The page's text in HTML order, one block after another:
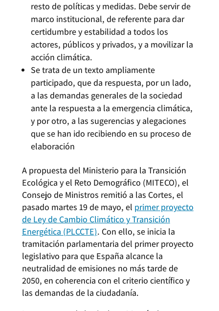
resto de políticas y medidas. Debe servir de
marco institucional, de referente para dar
certidumbre y estabilidad a todos los
actores, públicos y privados, y a movilizar la
acción climática.
Se trata de un texto ampliamente
participado, que da respuesta, por un lado,
a las demandas generales de la sociedad
ante la respuesta a la emergencia climática,
y por otro, a las sugerencias y alegaciones
que se han ido recibiendo en su proceso de
elaboración
A propuesta del Ministerio para la Transición
Ecológica y el Reto Demográfico (MITECO), el
Consejo de Ministros remitió a las Cortes, el
pasado martes 19 de mayo, el primer proyecto
de Ley de Cambio Climático y Transición
Energética (PLCCTE). Con ello, se inicia la
tramitación parlamentaria del primer proyecto
legislativo para que España alcance la
neutralidad de emisiones no más tarde de
2050, en coherencia con el criterio científico y
las demandas de la ciudadanía.